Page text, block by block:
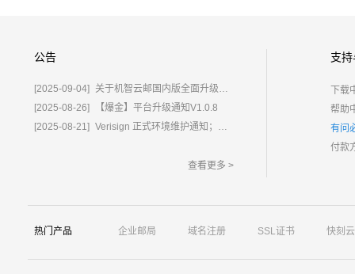
公告
[2025-09-04]
关于机智云邮国内版全面升级为%E2%80%9C鲸炫邮%E2%80%9D的通知
[2025-08-26]
【爆金】平台升级通知V1.0.8
[2025-08-21] Verisign 正式环境维护通知；含域名.com/.net
查看更多 >
支
下载
帮助
有问
付款
热门产品 企业邮局 域名注册 SSL证书 快刻云